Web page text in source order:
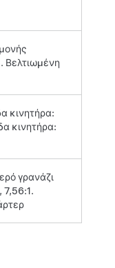
Βελτιωμένη
κινητήρα:
κινητήρα:
γρανάζι
7,56:1.